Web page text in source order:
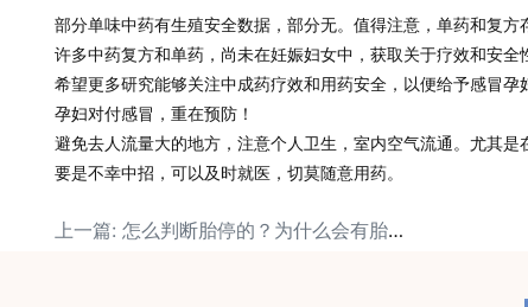
部分单味中药有生殖安全数据，部分无。值得注意，单药和复方
许多中药复方和单药，尚未在妊娠妇女中，获取关于疗效和安全
希望更多研究能够关注中成药疗效和用药安全，以便给予感冒孕
孕妇对付感冒， 重在预防！
避免去人流量大的地方，注意个人卫生，室内空气流通。尤其是
要是不幸中招，可以及时就医，切莫随意用药。
上一篇: 怎么判断胎停的？为什么会有胎停？